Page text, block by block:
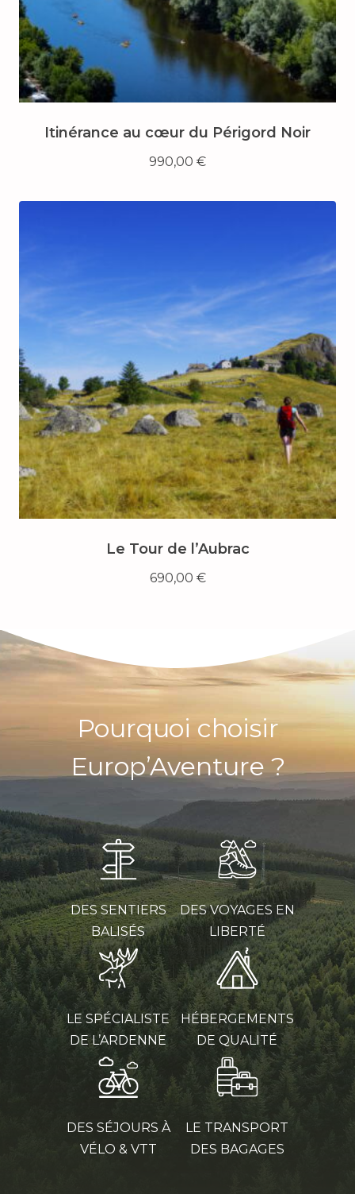
Itinérance au cœur du Périgord Noir
990,00 €
Le Tour de l’Aubrac
690,00 €
Pourquoi choisir
Europ’Aventure ?
DES SENTIERS
BALISÉS
DES VOYAGES EN
LIBERTÉ
LE SPÉCIALISTE
DE L’ARDENNE
HÉBERGEMENTS
DE QUALITÉ
DES SÉJOURS À
VÉLO & VTT
LE TRANSPORT
DES BAGAGES